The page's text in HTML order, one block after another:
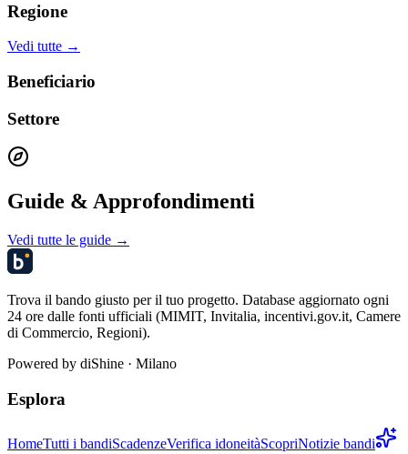
Regione
Vedi tutte →
Beneficiario
Settore
Guide & Approfondimenti
Vedi tutte le guide →
Trova il bando giusto per il tuo progetto. Database aggiornato ogni
24 ore dalle fonti ufficiali (MIMIT, Invitalia, incentivi.gov.it, Camere
di Commercio, Regioni).
Powered by diShine · Milano
Esplora
HomeTutti i bandiScadenzeVerifica idoneitàScopriNotizie bandi